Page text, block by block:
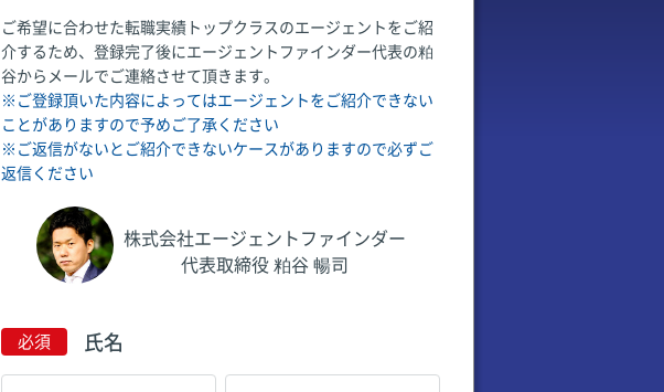
ご希望に合わせた転職実績トップクラスのエージェントをご紹
介するため、登録完了後にエージェントファインダー代表の粕
谷からメールでご連絡させて頂きます。
※ご登録頂いた内容によってはエージェントをご紹介できない
ことがありますので予めご了承ください
※ご返信がないとご紹介できないケースがありますので必ずご
返信ください
株式会社エージェントファインダー
代表取締役 粕谷 暢司
氏名